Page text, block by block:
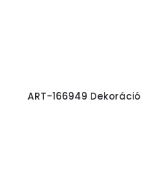
ART-166949 Dekoráció